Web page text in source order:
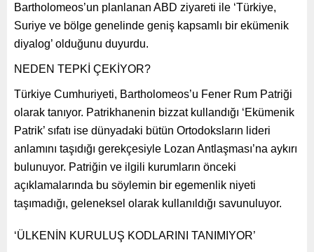
Bartholomeos’un planlanan ABD ziyareti ile ‘Türkiye,
Suriye ve bölge genelinde geniş kapsamlı bir ekümenik
diyalog’ olduğunu duyurdu.
NEDEN TEPKİ ÇEKİYOR?
Türkiye Cumhuriyeti, Bartholomeos’u Fener Rum Patriği
olarak tanıyor. Patrikhanenin bizzat kullandığı ‘Ekümenik
Patrik’ sıfatı ise dünyadaki bütün Ortodoksların lideri
anlamını taşıdığı gerekçesiyle Lozan Antlaşması’na aykırı
bulunuyor. Patriğin ve ilgili kurumların önceki
açıklamalarında bu söylemin bir egemenlik niyeti
taşımadığı, geleneksel olarak kullanıldığı savunuluyor.
‘ÜLKENİN KURULUŞ KODLARINI TANIMIYOR’